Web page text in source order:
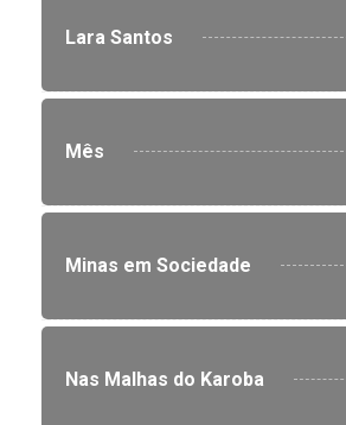
Lara Santos
Mês
Minas em Sociedade
Nas Malhas do Karoba